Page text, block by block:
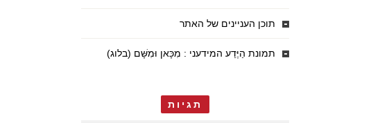
תוכן העניינים של האתר
תמונת הַיֶּדַע המידעני : מִכָּאן וּמִשָּׁם (בלוג)
תגיות